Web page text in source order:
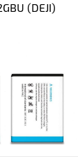
(DEJI)